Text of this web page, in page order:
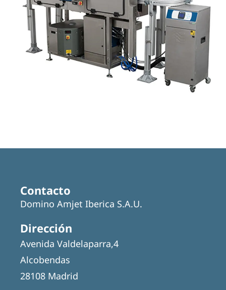
Contacto
Domino Amjet Iberica S.A.U.
Dirección
Avenida Valdelaparra,4
Alcobendas
28108 Madrid